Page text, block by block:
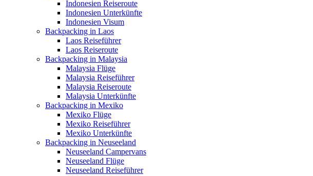
Indonesien Reiseroute
Indonesien Unterkünfte
Indonesien Visum
Backpacking in Laos
Laos Reiseführer
Laos Reiseroute
Backpacking in Malaysia
Malaysia Flüge
Malaysia Reiseführer
Malaysia Reiseroute
Malaysia Unterkünfte
Backpacking in Mexiko
Mexiko Flüge
Mexiko Reiseführer
Mexiko Unterkünfte
Backpacking in Neuseeland
Neuseeland Campervans
Neuseeland Flüge
Neuseeland Reiseführer